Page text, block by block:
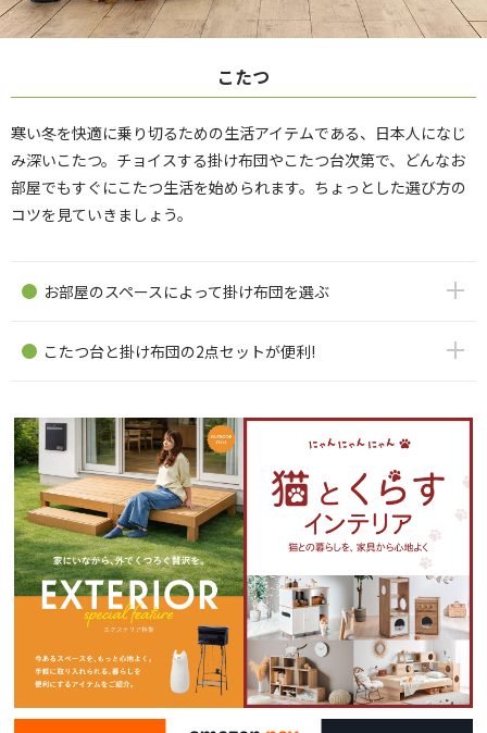
こたつ
寒い冬を快適に乗り切るための生活アイテムである、日本人になじ
み深いこたつ。チョイスする掛け布団やこたつ台次第で、どんなお
部屋でもすぐにこたつ生活を始められます。ちょっとした選び方の
コツを見ていきましょう。
お部屋のスペースによって掛け布団を選ぶ
こたつ台と掛け布団の2点セットが便利!